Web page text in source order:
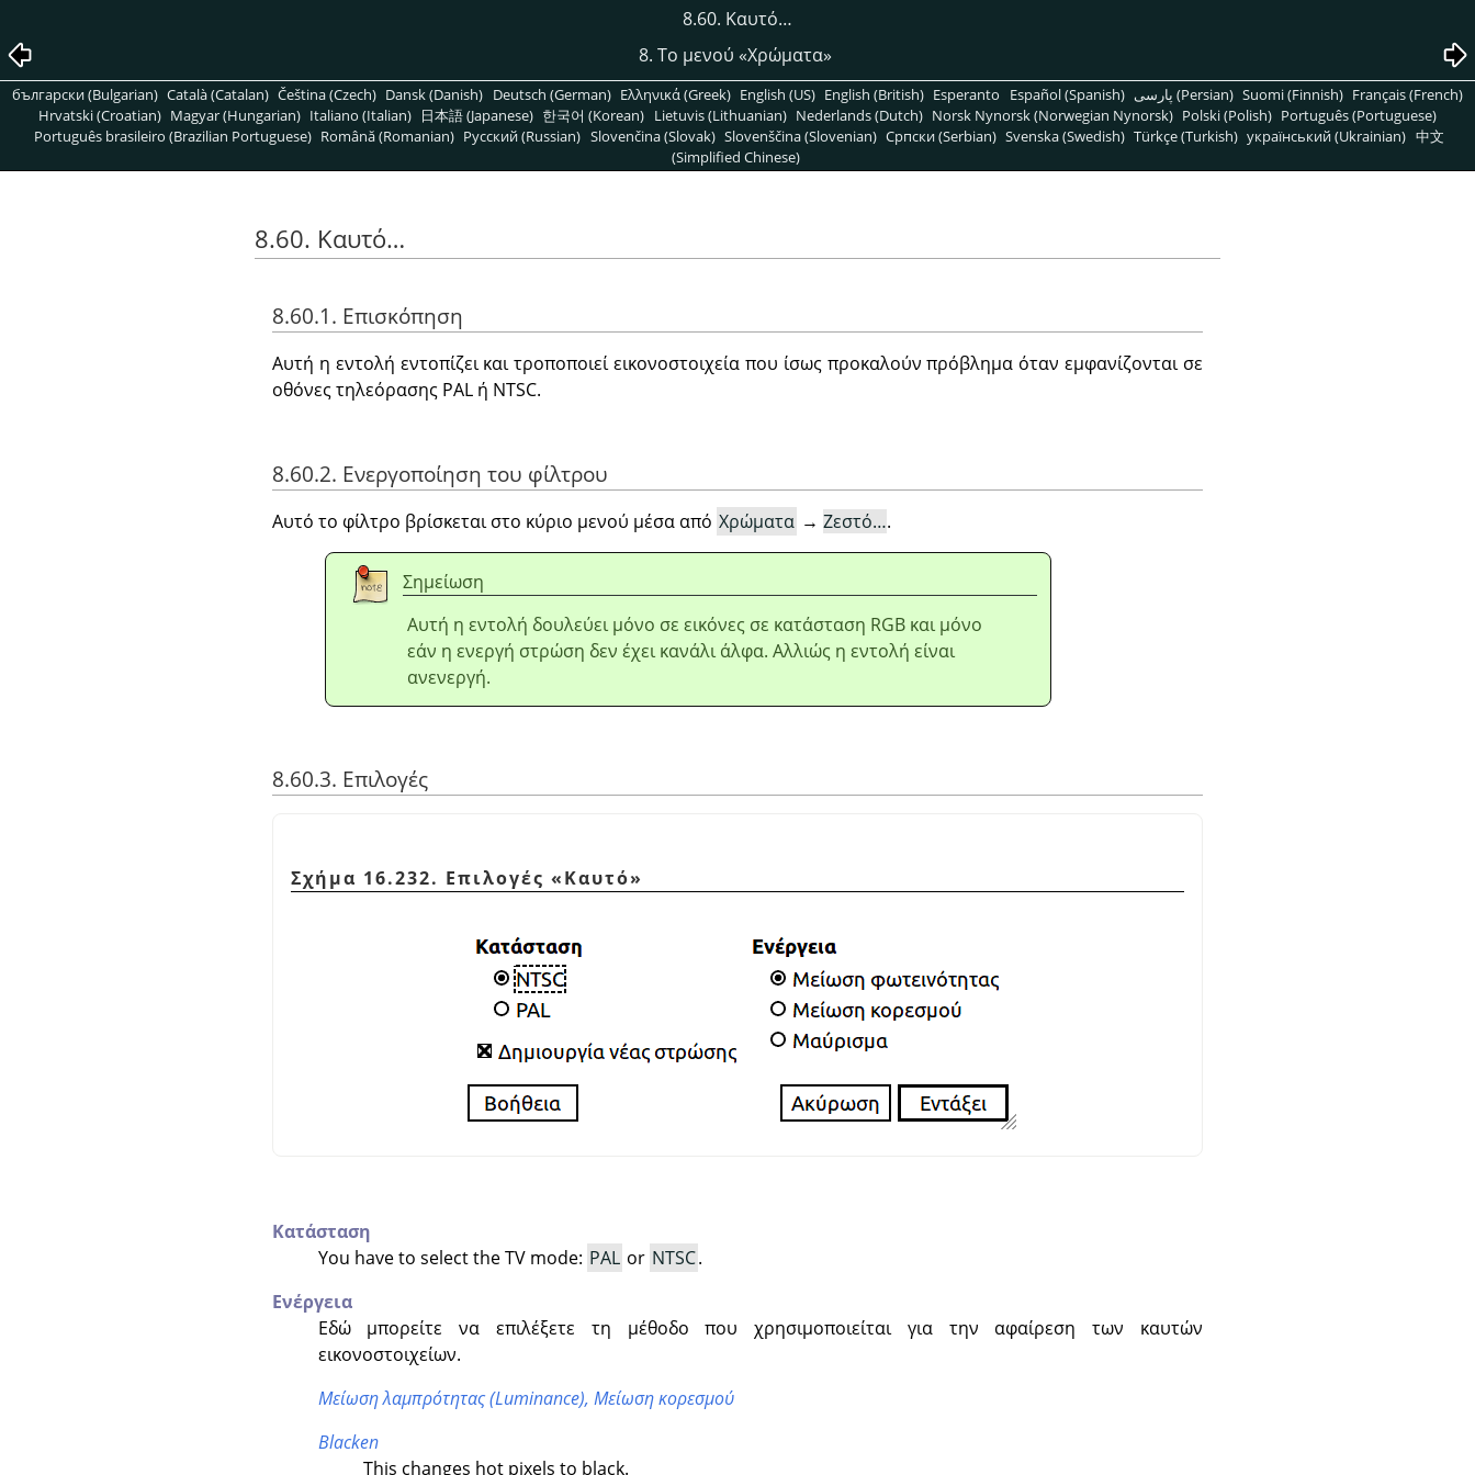
8.60. Καυτό…
8. Το μενού «Χρώματα»
български (Bulgarian) Català (Catalan) Čeština (Czech) Dansk (Danish) Deutsch (German) Ελληνικά (Greek) English (US) English (British) Esperanto Español (Spanish) پارسی (Persian) Suomi (Finnish) Français (French)
Hrvatski (Croatian) Magyar (Hungarian) Italiano (Italian) 日本語 (Japanese) 한국어 (Korean) Lietuvis (Lithuanian) Nederlands (Dutch) Norsk Nynorsk (Norwegian Nynorsk) Polski (Polish) Português (Portuguese)
Português brasileiro (Brazilian Portuguese) Română (Romanian) Pусский (Russian) Slovenčina (Slovak) Slovenščina (Slovenian) Српски (Serbian) Svenska (Swedish) Türkçe (Turkish) український (Ukrainian) 中文
(Simplified Chinese)
8.60. Καυτό…
8.60.1. Επισκόπηση
Αυτή η εντολή εντοπίζει και τροποποιεί εικονοστοιχεία που ίσως προκαλούν πρόβλημα όταν εμφανίζονται σε
οθόνες τηλεόρασης PAL ή NTSC.
8.60.2. Ενεργοποίηση του φίλτρου
Αυτό το φίλτρο βρίσκεται στο κύριο μενού μέσα από Χρώματα → Ζεστό….
Σημείωση
Αυτή η εντολή δουλεύει μόνο σε εικόνες σε κατάσταση RGB και μόνο
εάν η ενεργή στρώση δεν έχει κανάλι άλφα. Αλλιώς η εντολή είναι
ανενεργή.
8.60.3. Επιλογές
Σχήμα 16.232. Επιλογές «Καυτό»
Κατάσταση
You have to select the TV mode: PAL or NTSC.
Ενέργεια
Εδώ μπορείτε να επιλέξετε τη μέθοδο που χρησιμοποιείται για την αφαίρεση των καυτών
εικονοστοιχείων.
Μείωση λαμπρότητας (Luminance), Μείωση κορεσμού
Blacken
This changes hot pixels to black.